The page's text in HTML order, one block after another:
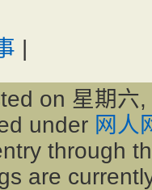
|
on 星期六
under 网人
through
are